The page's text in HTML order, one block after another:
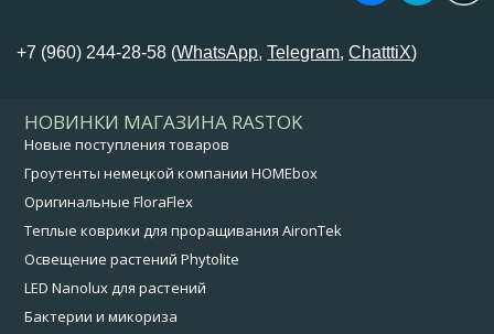
+7 (960) 244-28-58 (WhatsApp,Telegram,ChatttiX)
НОВИНКИ МАГАЗИНА RASTOK
Новые поступления товаров
Гроутенты немецкой компании HOMEbox
Оригинальные FloraFlex
Теплые коврики для проращивания AironTek
Освещение растений Phytolite
LED Nanolux для растений
Бактерии и микориза